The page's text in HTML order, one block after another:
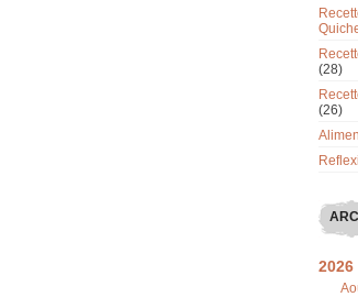
(28)
(26)
2026